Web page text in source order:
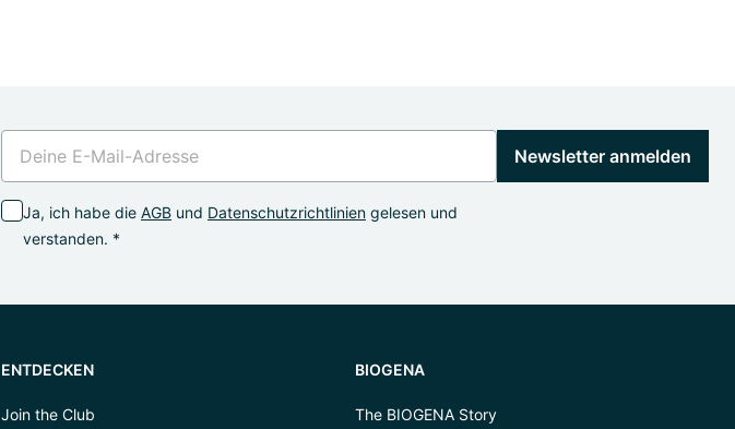
Ja, ich habe die AGB und Datenschutzrichtlinien gelesen und
verstanden. *
Newsletter anmelden
ENTDECKEN
Join the Club
BIOGENA
The BIOGENA Story